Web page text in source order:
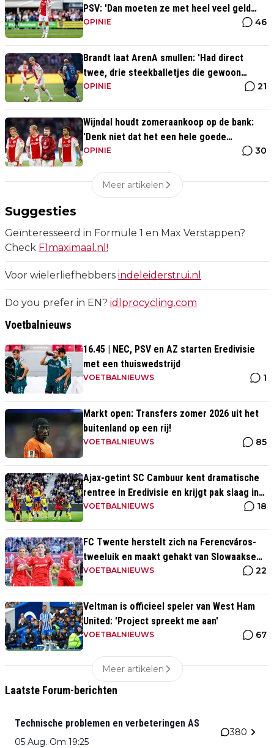
PSV: 'Dan moeten ze met heel veel geld
over de brug komen'
OPINIE 46
Brandt laat ArenA smullen: 'Had direct
twee, drie steekballetjes die gewoon
perfect waren'
OPINIE 21
Wijndal houdt zomeraankoop op de bank:
'Denk niet dat het een hele goede
verdediger is'
OPINIE 30
Meer artikelen
Suggesties
Geïnteresseerd in Formule 1 en Max Verstappen?
Check F1maximaal.nl!
Voor wielerliefhebbers indeleiderstrui.nl
Do you prefer in EN? idlprocycling.com
Voetbalnieuws
16.45 | NEC, PSV en AZ starten Eredivisie
met een thuiswedstrijd
VOETBALNIEUWS 1
Markt open: Transfers zomer 2026 uit het
buitenland op een rij!
VOETBALNIEUWS 85
Ajax-getint SC Cambuur kent dramatische
rentree in Eredivisie en krijgt pak slaag in
eigen huis
VOETBALNIEUWS 18
FC Twente herstelt zich na Ferencváros-
tweeluik en maakt gehakt van Slowaakse
opponent
VOETBALNIEUWS 22
Veltman is officieel speler van West Ham
United: 'Project spreekt me aan'
VOETBALNIEUWS 67
Meer artikelen
Laatste Forum-berichten
Technische problemen en verbeteringen AS
05 Aug. Om 19:25
380